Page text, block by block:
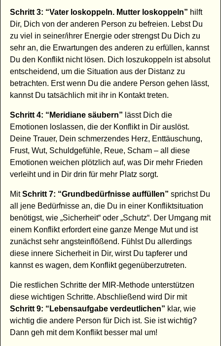
Schritt 3: “Vater loskoppeln. Mutter loskoppeln” hilft
Dir, Dich von der anderen Person zu befreien. Lebst Du
zu viel in seiner/ihrer Energie oder strengst Du Dich zu
sehr an, die Erwartungen des anderen zu erfüllen, kannst
Du den Konflikt nicht lösen. Dich loszukoppeln ist absolut
entscheidend, um die Situation aus der Distanz zu
betrachten. Erst wenn Du die andere Person gehen lässt,
kannst Du tatsächlich mit ihr in Kontakt treten.
Schritt 4: “Meridiane säubern” lässt Dich die
Emotionen loslassen, die der Konflikt in Dir auslöst.
Deine Trauer, Dein schmerzendes Herz, Enttäuschung,
Frust, Wut, Schuldgefühle, Reue, Scham – all diese
Emotionen weichen plötzlich auf, was Dir mehr Frieden
verleiht und in Dir drin für mehr Platz sorgt.
MitSchritt 7: “Grundbedürfnisse auffüllen” sprichst Du
all jene Bedürfnisse an, die Du in einer Konfliktsituation
benötigst, wie „Sicherheit“ oder „Schutz“. Der Umgang mit
einem Konflikt erfordert eine ganze Menge Mut und ist
zunächst sehr angsteinflößend. Fühlst Du allerdings
diese innere Sicherheit in Dir, wirst Du tapferer und
kannst es wagen, dem Konflikt gegenüberzutreten.
Die restlichen Schritte der MIR-Methode unterstützen
diese wichtigen Schritte. Abschließend wird Dir mit
Schritt 9: “Lebensaufgabe verdeutlichen” klar, wie
wichtig die andere Person für Dich ist. Sie ist wichtig?
Dann geh mit dem Konflikt besser mal um!